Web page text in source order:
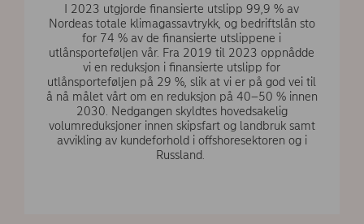
I 2023 utgjorde finansierte utslipp 99,9 % av
Nordeas totale klimagassavtrykk, og bedriftslån sto
for 74 % av de finansierte utslippene i
utlånsporteføljen vår. Fra 2019 til 2023 oppnådde
vi en reduksjon i finansierte utslipp for
utlånsporteføljen på 29 %, slik at vi er på god vei til
å nå målet vårt om en reduksjon på 40–50 % innen
2030. Nedgangen skyldtes hovedsakelig
volumreduksjoner innen skipsfart og landbruk samt
avvikling av kundeforhold i offshoresektoren og i
Russland.